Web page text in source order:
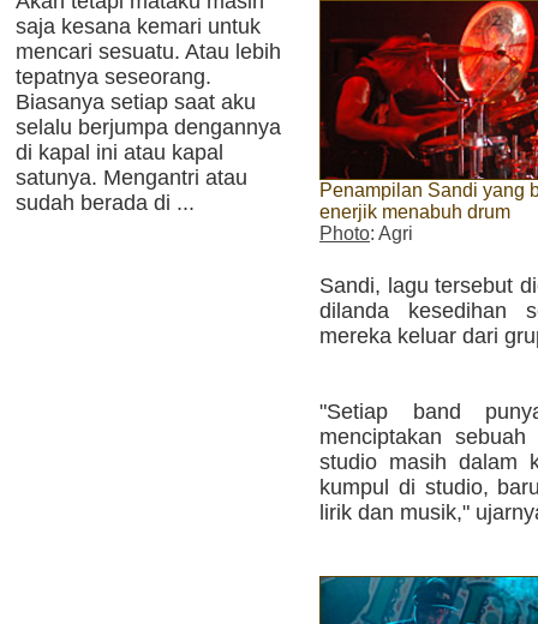
saja kesana kemari untuk
mencari sesuatu. Atau lebih
tepatnya seseorang.
Biasanya setiap saat aku
selalu berjumpa dengannya
di kapal ini atau kapal
satunya. Mengantri atau
sudah berada di ...
Penampilan Sandi yang
enerjik menabuh drum
Photo: Agri
Sandi, lagu tersebut
dilanda kesedihan
mereka keluar dari
"Setiap band
menciptakan
studio masih dalam
kumpul di studio,
lirik dan musik,"